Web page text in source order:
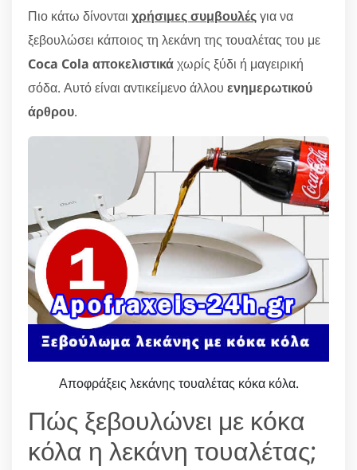
Πιο κάτω δίνονται χρήσιμες συμβουλέςγια να
ξεβουλώσει κάποιος τη λεκάνη της τουαλέτας του με
Coca Cola αποκελιστικάχωρίς ξύδι ή μαγειρική
σόδα. Αυτό είναι αντικείμενο άλλου ενημερωτικού
άρθρου.
Αποφράξεις λεκάνης τουαλέτας κόκα κόλα.
Πώς ξεβουλώνει με κόκα
κόλα η λεκάνη τουαλέτας;